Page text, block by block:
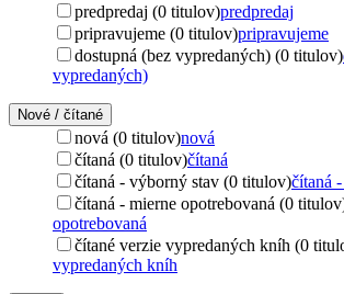
predpredaj (0 titulov)predpredaj
pripravujeme (0 titulov)pripravujeme
dostupná (bez vypredaných) (0 titulov)
vypredaných)
Nové / čítané
nová (0 titulov)nová
čítaná (0 titulov)čítaná
čítaná - výborný stav (0 titulov)čítaná
čítaná - mierne opotrebovaná (0
opotrebovaná
čítané verzie vypredaných kníh (0
vypredaných kníh